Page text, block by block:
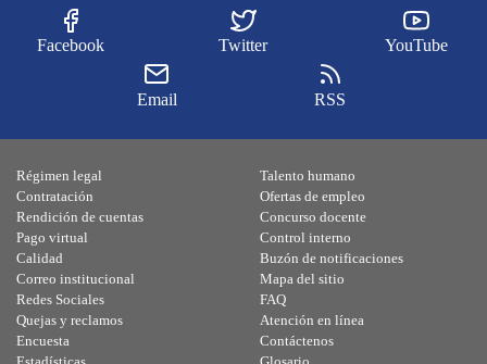
Facebook Twitter YouTube
Email RSS
Régimen legal
Contratación
Rendición de cuentas
Pago virtual
Calidad
Talento humano
Ofertas de empleo
Concurso docente
Control interno
Buzón de notificaciones
Correo institucional
Redes Sociales
Quejas y reclamos
Encuesta
Mapa del sitio
FAQ
Atención en línea
Contáctenos